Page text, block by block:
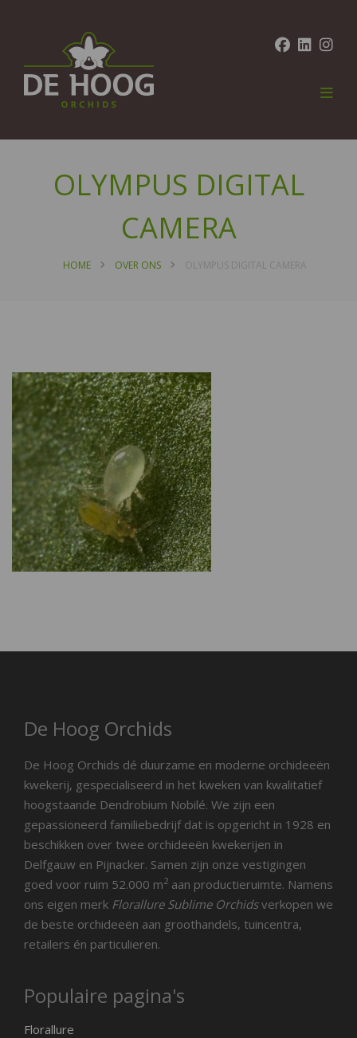
OLYMPUS DIGITAL
CAMERA
HOME OVER ONS OLYMPUS DIGITAL CAMERA
De Hoog Orchids
De Hoog Orchids dé duurzame en moderne orchideeën
kwekerij, gespecialiseerd in het kweken van kwalitatief
hoogstaande Dendrobium Nobilé. We zijn een
gepassioneerd familiebedrijf dat is opgericht in 1928 en
beschikken over twee orchideeën kwekerijen in
Delfgauw en Pijnacker. Samen zijn onze vestigingen
goed voor ruim 52.000 m2 aan productieruimte. Namens
ons eigen merk Florallure Sublime Orchidsverkopen we
de beste orchideeën aan groothandels, tuincentra,
retailers én particulieren.
Populaire pagina's
Florallure